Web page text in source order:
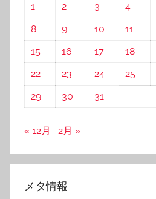
1
2 3 4
8
9 10 11
15
16 17 18
22
23 24 25
29
30 31
« 12月 2月 »
メタ情報